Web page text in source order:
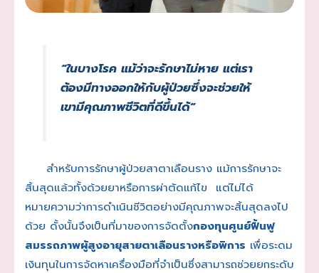
“ในบางโรค แม้ว่าจะรักษาไม่หาย แต่เรา
ต้องมีทางออกให้กับผู้ป่วยซึ่งจะช่วยให้
เขามีคุณภาพชีวิตที่ดีขึ้นได้”
สำหรับการรักษาผู้ป่วยสาตาเลือนราง แม้การรักษาจะ
สิ้นสุดแล้วทั้งด้วยยาหรือการผ่าตัดแก้ไข แต่ไม่ได้
หมายความว่าการดำเนินชีวิตอย่างมีคุณภาพจะสิ้นสุดลงไป
ด้วย ดั้งนั้นจึงเป็นที่มาของการจัดตั้งกองทุนศูนย์ฟื้นฟู
สมรรถภาพผู้สูงอายุสายตาเลือนรางหรือพิการ เพื่อระดม
เงินทุนในการจัดหาเครื่องมือที่จำเป็นซึ่งสามารถช่วยยกระดับ